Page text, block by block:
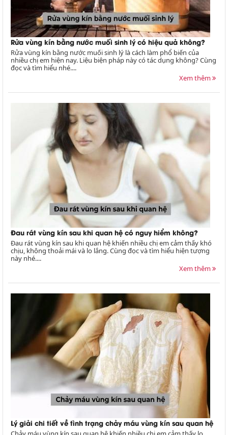
Rửa vùng kín bằng nước muối sinh lý có hiệu quả không?
Rửa vùng kín bằng nước muối sinh lý là cách làm phổ biến của
nhiều chị em hiện nay. Liệu biện pháp này có tác dụng không? Cùng
đọc và tìm hiểu nhé....
Xem thêm
Đau rát vùng kín sau khi quan hệ có nguy hiểm không?
Đau rát vùng kín sau khi quan hệ khiến nhiều chị em cảm thấy khó
chịu, không thoải mái và lo lắng. Cùng đọc và tìm hiểu hiện tượng
này nhé....
Xem thêm
Lý giải chi tiết về tình trạng chảy máu vùng kín sau quan hệ